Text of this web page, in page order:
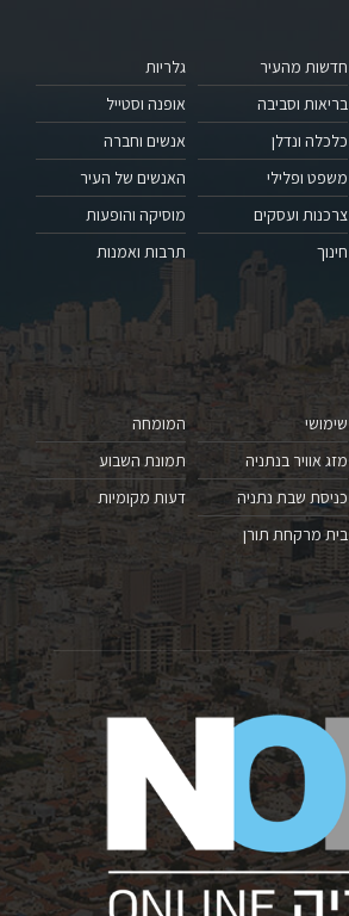
חדשות מהעיר
בריאות וסביבה
כלכלה ונדלן
משפט ופלילי
צרכנות ועסקים
חינוך
גלריות
אופנה וסטייל
אנשים וחברה
האנשים של העיר
מוסיקה והופעות
תרבות ואמנות
שימושי
מזג אוויר בנתניה
כניסת שבת נתניה
בית מרקחת תורן
המומחה
תמונת השבוע
דעות מקומיות